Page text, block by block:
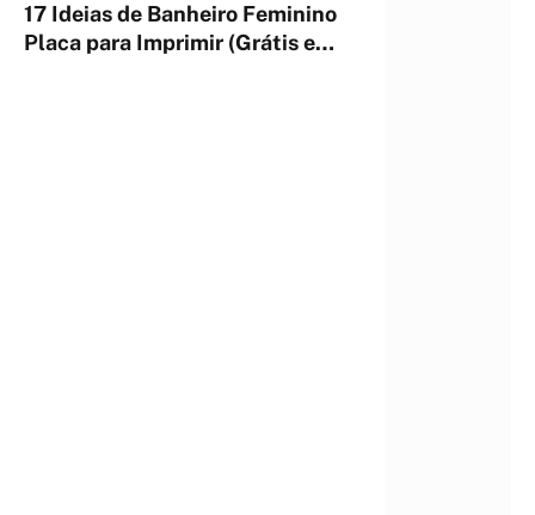
17 Ideias de Banheiro Feminino
Placa para Imprimir (Grátis e